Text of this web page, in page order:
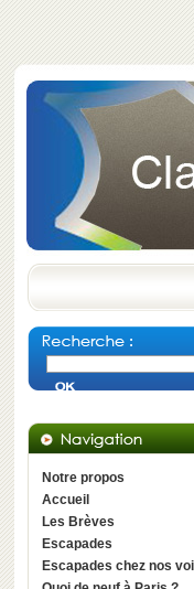
Notre propos
Accueil
Les Brèves
Escapades
Escapades chez